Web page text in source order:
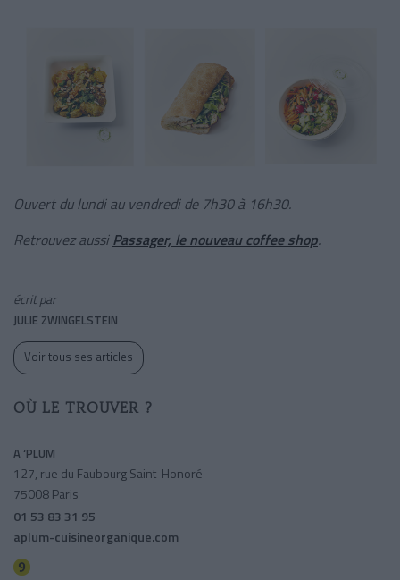
Ouvert du lundi au vendredi de 7h30 à 16h30.
Retrouvez aussiPassager, le nouveau coffee shop.
écrit par
JULIE ZWINGELSTEIN
Voir tous ses articles
OÙ LE TROUVER ?
A ‘PLUM
127, rue du Faubourg Saint-Honoré
75008 Paris
01 53 83 31 95
aplum-cuisineorganique.com